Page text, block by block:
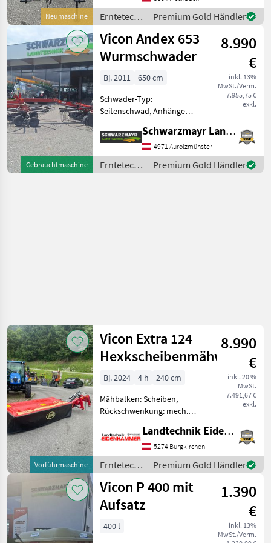
Neumaschine
Hangarretierung -
Beleuchtung -Tandemachse
(
Erntetechnik
Grünland /
Vicon
Premium Gold Händler
Gebrauchtmaschine
Vicon Andex 653
Wurmschwader
8.990
€
inkl. 13%
MwSt./Verm.
7.955,75 €
exkl.
Bj. 2011
650 cm
Schwader-Typ:
Seitenschwad, Anhänge
Nachlaufeinrichtung,
Tandemachse EDV: 69486
Lindwurmschwader - mit
1148 kg - mit 3, 0-6, 5m
Schwarzmayr Landtechnik GmbH - Aurolzmünster
4971 Aurolzmünster
Erntetechnik
Grünland /
Premium Gold Händler
Vorführmaschine
Vicon Extra 124
Hexkscheibenmähwerk
8.990
€
inkl. 20 %
MwSt.
7.491,67 €
exkl.
Bj. 2024 4 h
240 cm
Mähbalken: Scheiben,
Rückschwenkung: mech.
Mähwerks: Heckmähwerke
Vicon Extra 124
Heckscheibenmähwerk - 2,
4m Arbeitsbreite mit 6
Mähscheiben
Landtechnik Eidenhammer GmbH
5274 Burgkirchen
Erntetechnik
Grünland /
Vicon
Premium Gold Händler
Vicon P 400 mit
Aufsatz
1.390
€
inkl. 13%
MwSt./Verm.
400 l